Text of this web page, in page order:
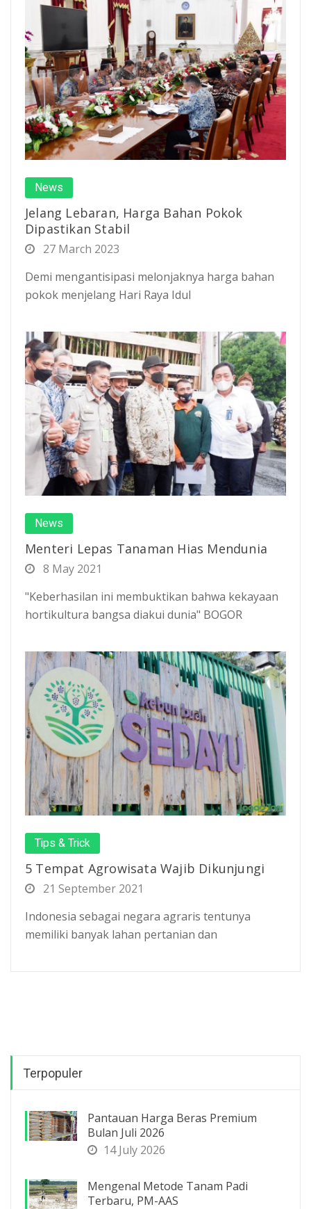
News
Jelang Lebaran, Harga Bahan Pokok
Dipastikan Stabil
27 March 2023
Demi mengantisipasi melonjaknya harga bahan
pokok menjelang Hari Raya Idul
News
Menteri Lepas Tanaman Hias Mendunia
8 May 2021
"Keberhasilan ini membuktikan bahwa kekayaan
hortikultura bangsa diakui dunia" BOGOR
Tips & Trick
5 Tempat Agrowisata Wajib Dikunjungi
21 September 2021
Indonesia sebagai negara agraris tentunya
memiliki banyak lahan pertanian dan
Terpopuler
Pantauan Harga Beras Premium
Bulan Juli 2026
14 July 2026
Mengenal Metode Tanam Padi
Terbaru, PM-AAS